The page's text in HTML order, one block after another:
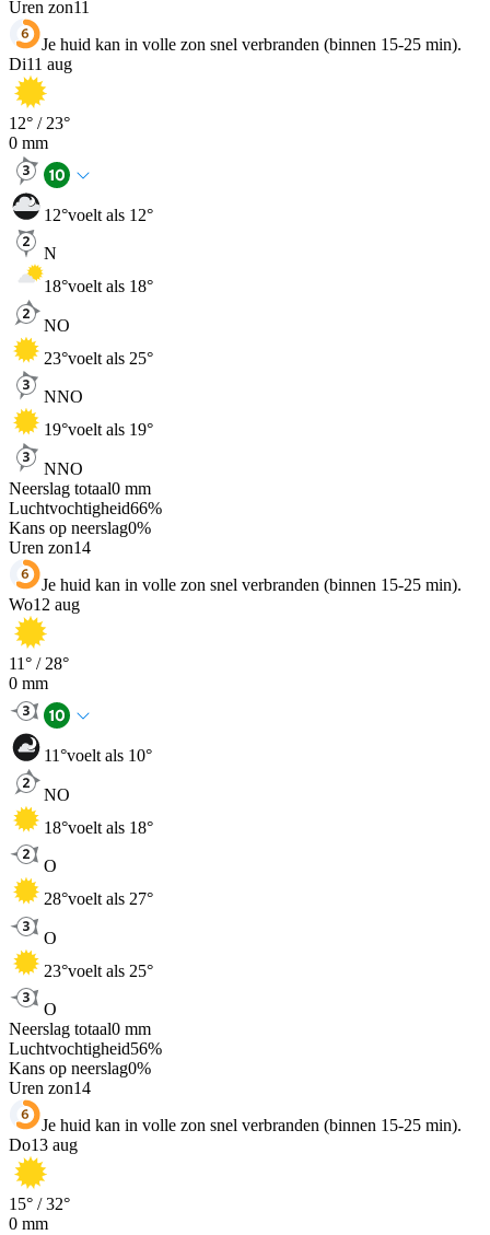
Uren zon11
Je huid kan in volle zon snel verbranden (binnen 15-25 min).
Di11 aug
12° / 23°
0 mm
12°voelt als 12°
N
18°voelt als 18°
NO
23°voelt als 25°
NNO
19°voelt als 19°
NNO
Neerslag totaal0 mm
Luchtvochtigheid66%
Kans op neerslag0%
Uren zon14
Je huid kan in volle zon snel verbranden (binnen 15-25 min).
Wo12 aug
11° / 28°
0 mm
11°voelt als 10°
NO
18°voelt als 18°
O
28°voelt als 27°
O
23°voelt als 25°
O
Neerslag totaal0 mm
Luchtvochtigheid56%
Kans op neerslag0%
Uren zon14
Je huid kan in volle zon snel verbranden (binnen 15-25 min).
Do13 aug
15° /32°
0 mm